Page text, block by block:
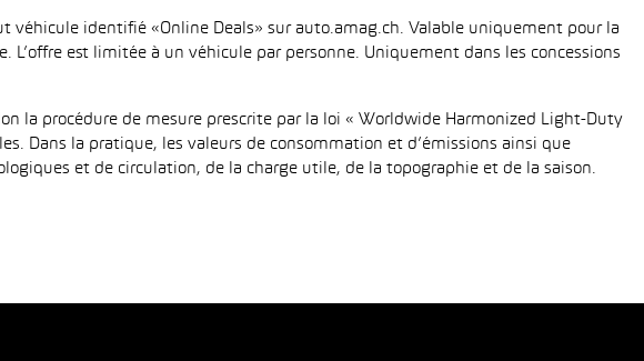
véhicule identifié «Online Deals» sur auto.amag.ch. Valable uniquement pour la
est limitée à un véhicule par personne. Uniquement dans les concessions
la procédure de mesure prescrite par la loi « Worldwide Harmonized Light-Duty
Dans la pratique, les valeurs de consommation et d’émissions ainsi que
et de circulation, de la charge utile, de la topographie et de la saison.